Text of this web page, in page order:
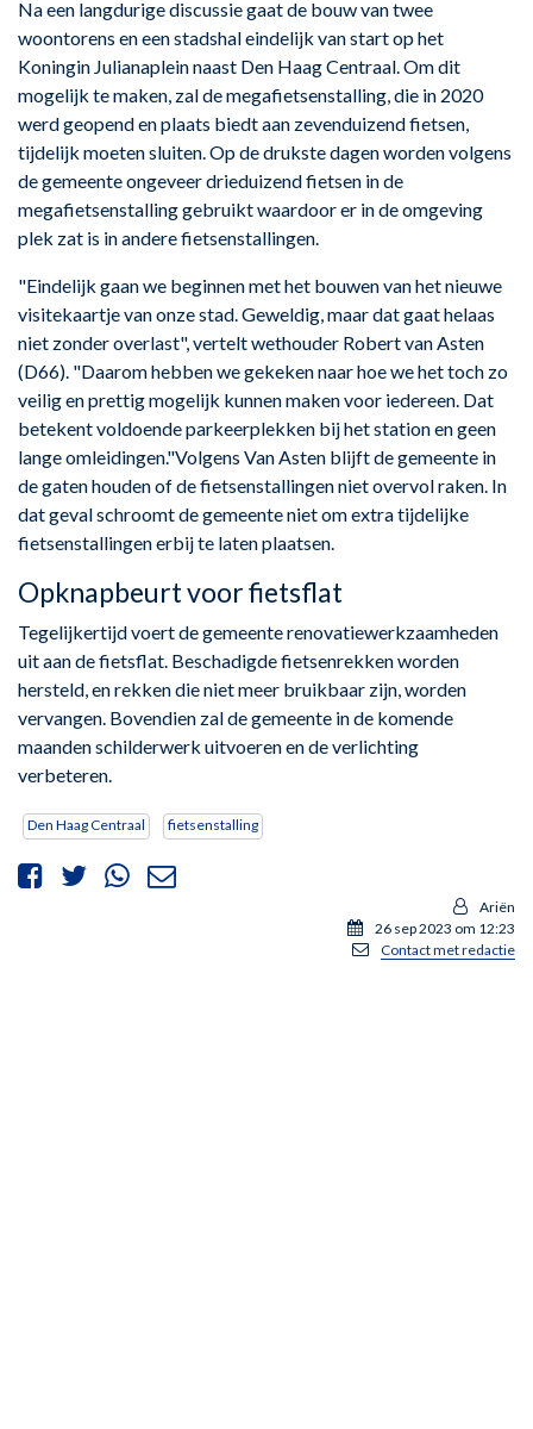
Na een langdurige discussie gaat de bouw van twee
woontorens en een stadshal eindelijk van start op het
Koningin Julianaplein naast Den Haag Centraal. Om dit
mogelijk te maken, zal de megafietsenstalling, die in 2020
werd geopend en plaats biedt aan zevenduizend fietsen,
tijdelijk moeten sluiten. Op de drukste dagen worden volgens
de gemeente ongeveer drieduizend fietsen in de
megafietsenstalling gebruikt waardoor er in de omgeving
plek zat is in andere fietsenstallingen.
"Eindelijk gaan we beginnen met het bouwen van het nieuwe
visitekaartje van onze stad. Geweldig, maar dat gaat helaas
niet zonder overlast", vertelt wethouder Robert van Asten
(D66). "Daarom hebben we gekeken naar hoe we het toch zo
veilig en prettig mogelijk kunnen maken voor iedereen. Dat
betekent voldoende parkeerplekken bij het station en geen
lange omleidingen."Volgens Van Asten blijft de gemeente in
de gaten houden of de fietsenstallingen niet overvol raken. In
dat geval schroomt de gemeente niet om extra tijdelijke
fietsenstallingen erbij te laten plaatsen.
Opknapbeurt voor fietsflat
Tegelijkertijd voert de gemeente renovatiewerkzaamheden
uit aan de fietsflat. Beschadigde fietsenrekken worden
hersteld, en rekken die niet meer bruikbaar zijn, worden
vervangen. Bovendien zal de gemeente in de komende
maanden schilderwerk uitvoeren en de verlichting
verbeteren.
Den Haag Centraal fietsenstalling
Ariën
26 sep 2023 om 12:23
Contact met redactie